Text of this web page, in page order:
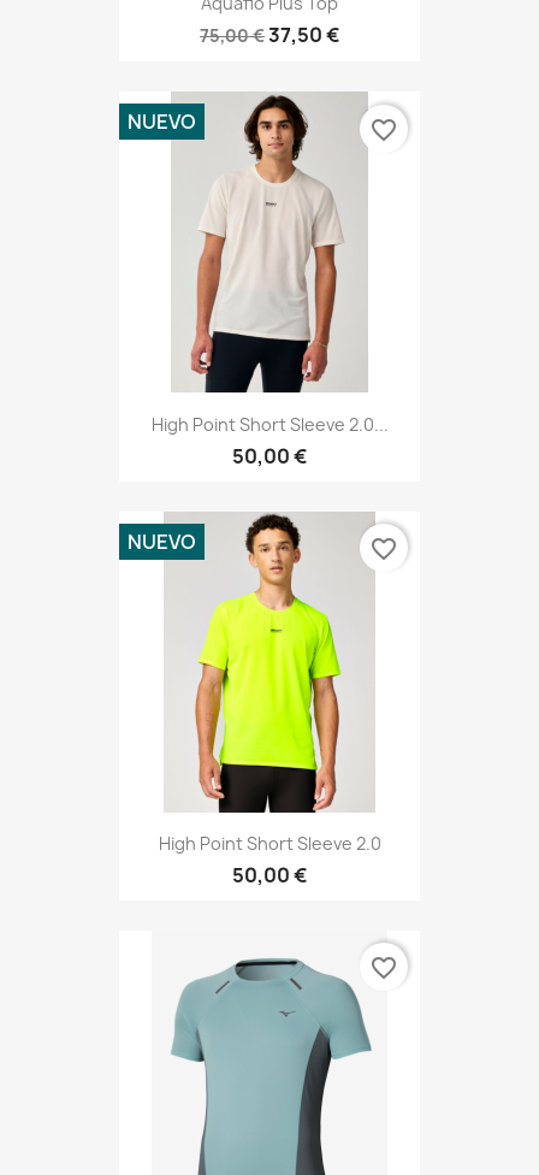
75,00 €37,50 €
High Point Short Sleeve 2.0...
50,00 €
NUEVO favorite_border
High Point Short Sleeve 2.0
50,00 €
NUEVO favorite_border
favorite_border